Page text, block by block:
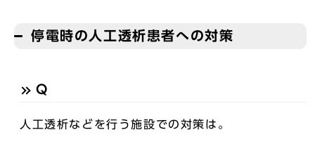
停電時の人工透析患者への対策
Q
人工透析などを行う施設での対策は。